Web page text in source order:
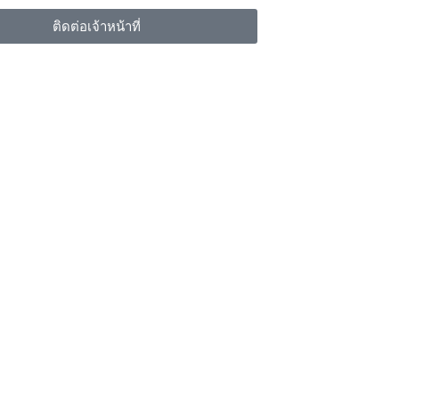
ติดต่อเจ้าหน้าที่